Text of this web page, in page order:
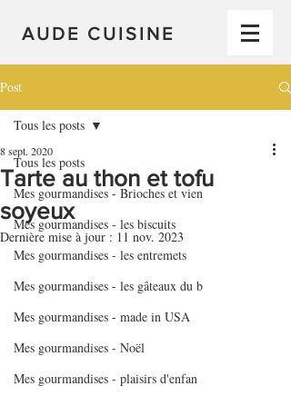
AUDE CUISINE
Post
Tous les posts
Mes gourmandises - Brioches et vien
Mes gourmandises - les biscuits
Mes gourmandises - les entremets
Mes gourmandises - les gâteaux du b
Mes gourmandises - made in USA
Mes gourmandises - Noël
Mes gourmandises - plaisirs d'enfan
Tous les posts
Tarte au thon et tofu
soyeux
8 sept. 2020
Dernière mise à jour : 11 nov. 2023